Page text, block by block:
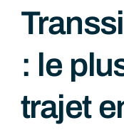
: le
trajet